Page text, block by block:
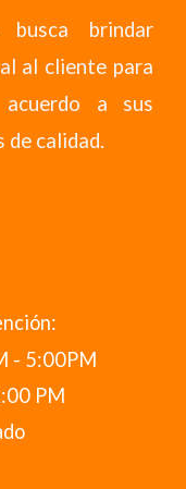
brindar
al cliente para
a sus
de calidad.
- 5:00PM
PM